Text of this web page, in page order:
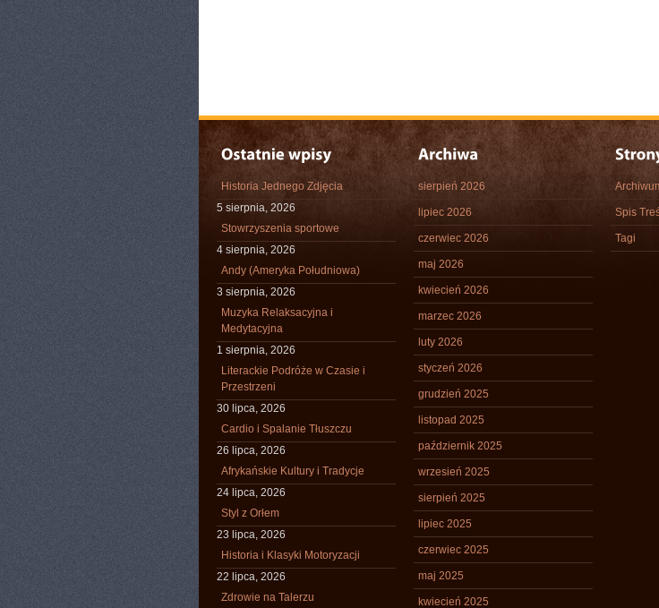
Historia Jednego Zdjęcia
5 sierpnia, 2026
Stowrzyszenia sportowe
4 sierpnia, 2026
Andy (Ameryka Południowa)
3 sierpnia, 2026
Muzyka Relaksacyjna i
Medytacyjna
1 sierpnia, 2026
Literackie Podróże w Czasie i
Przestrzeni
30 lipca, 2026
Cardio i Spalanie Tłuszczu
26 lipca, 2026
Afrykańskie Kultury i Tradycje
24 lipca, 2026
Styl z Orłem
23 lipca, 2026
Historia i Klasyki Motoryzacji
22 lipca, 2026
Zdrowie na Talerzu
sierpień 2026
lipiec 2026
czerwiec 2026
maj 2026
kwiecień 2026
marzec 2026
luty 2026
styczeń 2026
grudzień 2025
listopad 2025
październik 2025
wrzesień 2025
sierpień 2025
lipiec 2025
czerwiec 2025
maj 2025
kwiecień 2025
Spis
Tagi